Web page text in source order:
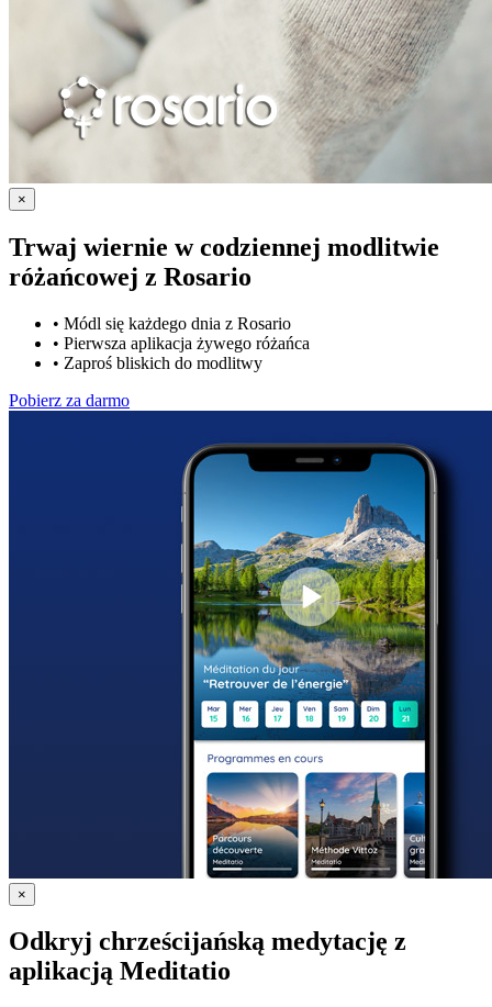
×
Trwaj wiernie w codziennej modlitwie
różańcowej z Rosario
• Módl się każdego dnia z Rosario
• Pierwsza aplikacja żywego różańca
• Zaproś bliskich do modlitwy
Pobierz za darmo
×
Odkryj chrześcijańską medytację z
aplikacją Meditatio